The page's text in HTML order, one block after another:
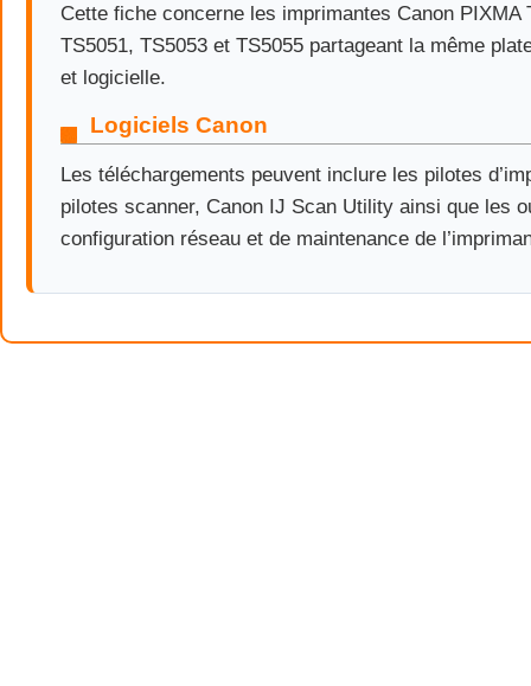
Cette fiche concerne les imprimantes Canon PIXMA
TS5051, TS5053 et TS5055 partageant la même
et logicielle.
Logiciels Canon
Les téléchargements peuvent inclure les pilotes
pilotes scanner, Canon IJ Scan Utility ainsi que les
configuration réseau et de maintenance de